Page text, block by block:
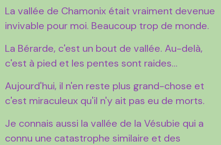
La vallée de Chamonix était vraiment devenue
invivable pour moi. Beaucoup trop de monde.
La Bérarde, c'est un bout de vallée. Au-delà,
c'est à pied et les pentes sont raides...
Aujourd'hui, il n'en reste plus grand-chose et
c'est miraculeux qu'il n'y ait pas eu de morts.
Je connais aussi la vallée de la Vésubie qui a
connu une catastrophe similaire et des